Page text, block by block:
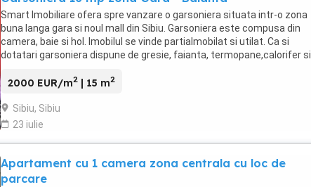
Smart Imobiliare ofera spre vanzare o garsoniera situata intr-o zona
buna langa gara si noul mall din Sibiu. Garsoniera este compusa din
camera, baie si hol. Imobilul se vinde partialmobilat si utilat. Ca si
dotatari garsoniera dispune de gresie, faianta, termopane,calorifer si
2000 EUR/m2 | 15 m2
Sibiu, Sibiu
23 iulie
Apartament cu 1 camera zona centrala cu loc de
parcare